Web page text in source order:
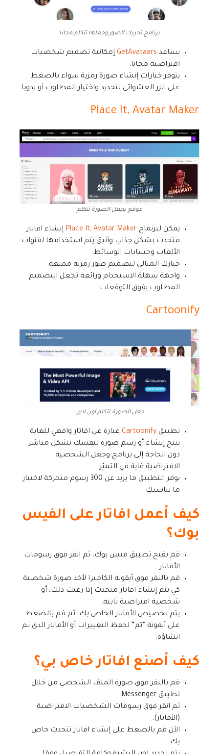
برنامج تحريك الصور وجعلها تتكلم مجانا
يساعد GetAvataars إمكانية تصميم شخصيات
افتراضية مجانا.
يتوفر خيارات إنشاء صورة رمزية سواء بالضغط
على الزر العشوائي لتحديد واختيار المطلوب أو يدويا.
Place It, Avatar Maker
موقع يجعل الصورة تتكلم
يمكن لبرنماج
إنشاء افاتار
متحدث بشكل جذاب وأنيق يتم استخدامها لقنوات
الألعاب وحسابات الوسائط.
خيارك المثالي لتصميم صور رمزية ممتعة.
واجهة سهلة الاستخدام ورائعة تجعل التصميم
المطلوب يفوق التوقعات.
Cartoonify
جعل الصورة تتكلم أون لاين
تطبيق Cartoonify عبارة عن افاتار واقعي للغاية
يتيح إنشاء أو رسم صورة لنفسك بشكل مباشر
دون الحاجة إلى برنامج وجعل الشخصية
الافتراضية غاية في التميّز.
يوفر التطبيق ما يزيد عن 300 رسوم متحركة لاختيار
ما يناسبك.
كيف أعمل افاتار على الفيس
بوك؟
قم بفتح تطبيق فيس بوك، ثم انقر فوق رسومات
الأفاتار.
قم بالنقر فوق أيقونة الكاميرا لأخذ صورة شخصية
كي يتم إنشاء افاتار متحدث إذا رغبت ذلك، أو
شخصية افتراضية ثابتة.
يتم تخصيص الأفاتار الخاص بك، ثم قم بالضغط
على أيقونة “تم” لحفظ التغييرات أو الأفاتار الذي تم
انشاؤه.
كيف أصنع افاتار خاص بي؟
قم بالنقر فوق صورة الملف الشخصي من خلال
تطبيق Messenger.
ثم انقر فوق رسومات الشخصيات الافتراضية
(الأفاتار).
الآن قم بالضغط على إنشاء افاتار تتحدث خاص
بك.